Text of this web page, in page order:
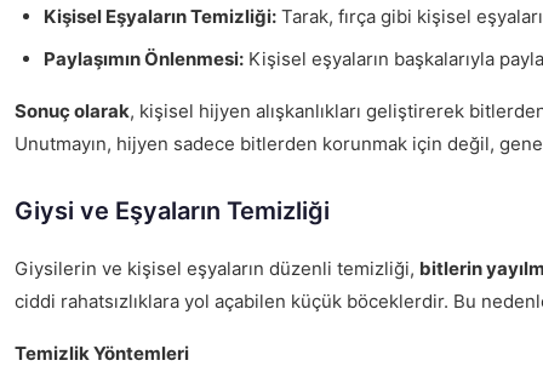
Kişisel Eşyaların Temizliği: Tarak, fırça gibi kişisel
Paylaşımın Önlenmesi: Kişisel eşyaların başkalarıyla
Sonuç olarak, kişisel hijyen alışkanlıkları geliştirerek
Unutmayın, hijyen sadece bitlerden korunmak için değil,
Giysi ve Eşyaların Temizliği
Giysilerin ve kişisel eşyaların düzenli temizliği, bitlerin
ciddi rahatsızlıklara yol açabilen küçük böceklerdir. Bu
Temizlik Yöntemleri